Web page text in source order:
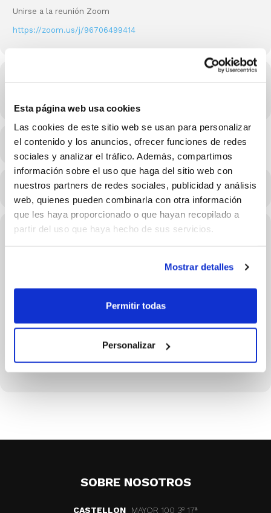
Esta página web usa cookies
Las cookies de este sitio web se usan para personalizar
el contenido y los anuncios, ofrecer funciones de redes
sociales y analizar el tráfico. Además, compartimos
información sobre el uso que haga del sitio web con
nuestros partners de redes sociales, publicidad y análisis
web, quienes pueden combinarla con otra información
que les haya proporcionado o que hayan recopilado a
partir del uso que haya hecho de sus servicios.
Mostrar detalles
Permitir todas
Personalizar
Unirse a la reunión Zoom
https://zoom.us/j/96706499414
MÁS INFO
CALENDARIO CALENDARIO GOOGLE
Conferenciantes de este evento
ALEJANDRO URBON
Of Mesa LEB ORO
SOBRE NOSOTROS
CASTELLON MAYOR 100 3º 17ª